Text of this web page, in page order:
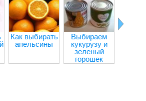
Как выбирать
апельсины
Выбираем
кукурузу и
зеленый
горошек